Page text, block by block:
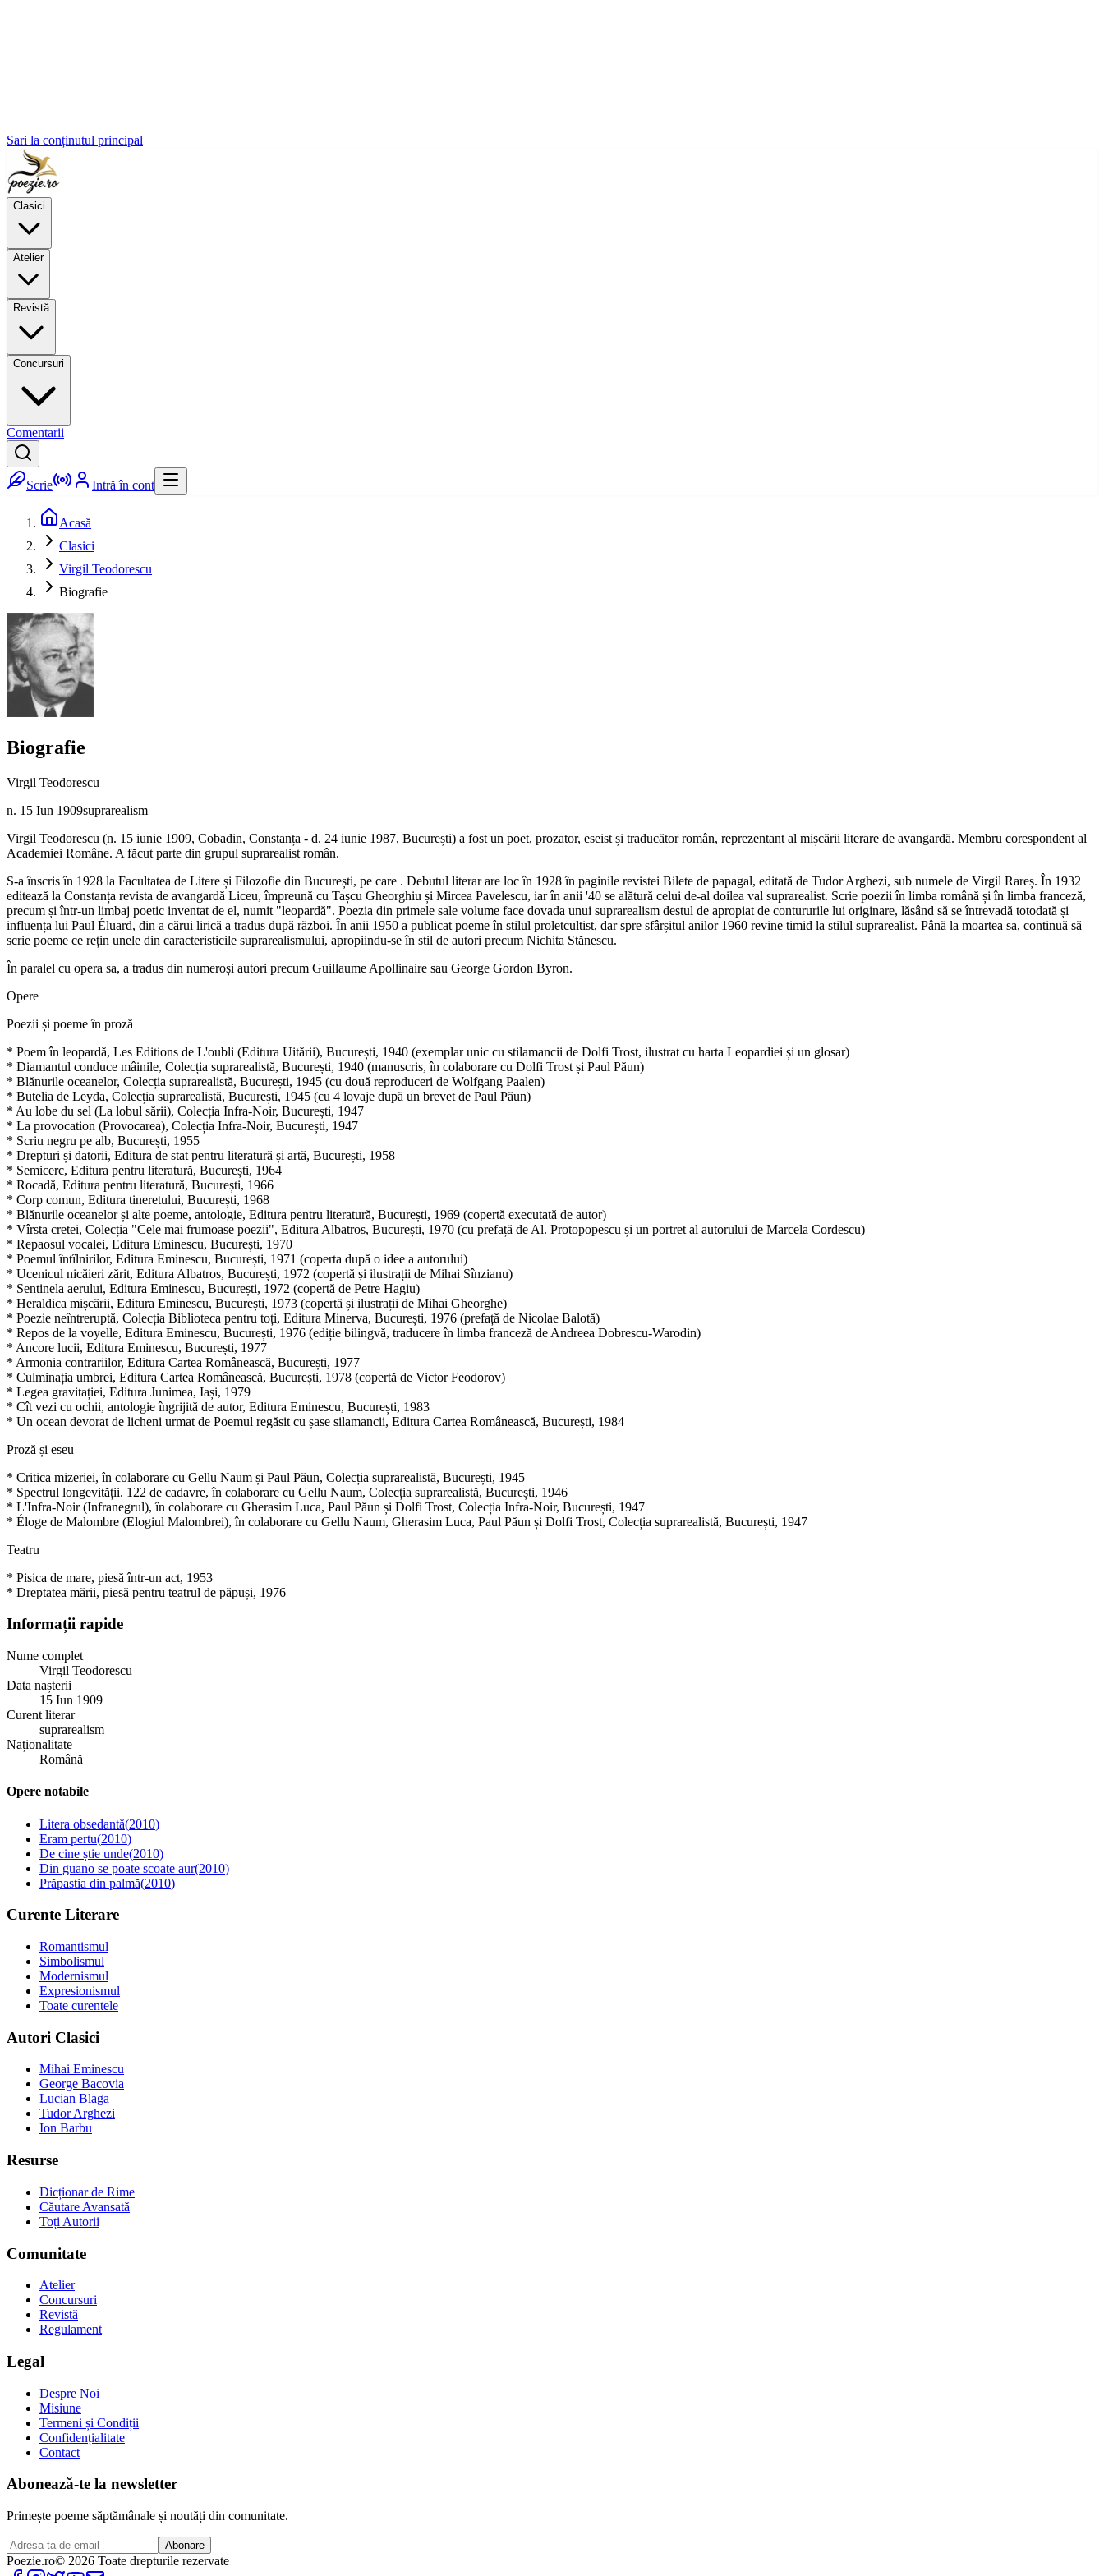
Sari la conținutul principal
Clasici
Atelier
Revistă
Concursuri
Comentarii
Scrie Intră în cont
Acasă
Clasici
Virgil Teodorescu
Biografie
Biografie
Virgil Teodorescu
n. 15 Iun 1909suprarealism
Virgil Teodorescu (n. 15 iunie 1909, Cobadin, Constanța - d. 24 iunie 1987, București) a fost un poet, prozator, eseist și traducător român, reprezentant al mișcării literare de avangardă. Membru corespondent al
Academiei Române. A făcut parte din grupul suprarealist român.
S-a înscris în 1928 la Facultatea de Litere și Filozofie din București, pe care . Debutul literar are loc în 1928 în paginile revistei Bilete de papagal, editată de Tudor Arghezi, sub numele de Virgil Rareș. În 1932
editează la Constanța revista de avangardă Liceu, împreună cu Tașcu Gheorghiu și Mircea Pavelescu, iar în anii '40 se alătură celui de-al doilea val suprarealist. Scrie poezii în limba română și în limba franceză,
precum și într-un limbaj poetic inventat de el, numit "leopardă". Poezia din primele sale volume face dovada unui suprarealism destul de apropiat de contururile lui originare, lăsând să se întrevadă totodată și
influența lui Paul Éluard, din a cărui lirică a tradus după război. În anii 1950 a publicat poeme în stilul proletcultist, dar spre sfârșitul anilor 1960 revine timid la stilul suprarealist. Până la moartea sa, continuă să
scrie poeme ce rețin unele din caracteristicile suprarealismului, apropiindu-se în stil de autori precum Nichita Stănescu.
În paralel cu opera sa, a tradus din numeroși autori precum Guillaume Apollinaire sau George Gordon Byron.
Opere
Poezii și poeme în proză
* Poem în leopardă, Les Editions de L'oubli (Editura Uitării), București, 1940 (exemplar unic cu stilamancii de Dolfi Trost, ilustrat cu harta Leopardiei și un glosar)
* Diamantul conduce mâinile, Colecția suprarealistă, București, 1940 (manuscris, în colaborare cu Dolfi Trost și Paul Păun)
* Blănurile oceanelor, Colecția suprarealistă, București, 1945 (cu două reproduceri de Wolfgang Paalen)
* Butelia de Leyda, Colecția suprarealistă, București, 1945 (cu 4 lovaje după un brevet de Paul Păun)
* Au lobe du sel (La lobul sării), Colecția Infra-Noir, București, 1947
* La provocation (Provocarea), Colecția Infra-Noir, București, 1947
* Scriu negru pe alb, București, 1955
* Drepturi și datorii, Editura de stat pentru literatură și artă, București, 1958
* Semicerc, Editura pentru literatură, București, 1964
* Rocadă, Editura pentru literatură, București, 1966
* Corp comun, Editura tineretului, București, 1968
* Blănurile oceanelor și alte poeme, antologie, Editura pentru literatură, București, 1969 (copertă executată de autor)
* Vîrsta cretei, Colecția "Cele mai frumoase poezii", Editura Albatros, București, 1970 (cu prefață de Al. Protopopescu și un portret al autorului de Marcela Cordescu)
* Repaosul vocalei, Editura Eminescu, București, 1970
* Poemul întîlnirilor, Editura Eminescu, București, 1971 (coperta după o idee a autorului)
* Ucenicul nicăieri zărit, Editura Albatros, București, 1972 (copertă și ilustrații de Mihai Sînzianu)
* Sentinela aerului, Editura Eminescu, București, 1972 (copertă de Petre Hagiu)
* Heraldica mișcării, Editura Eminescu, București, 1973 (copertă și ilustrații de Mihai Gheorghe)
* Poezie neîntreruptă, Colecția Biblioteca pentru toți, Editura Minerva, București, 1976 (prefață de Nicolae Balotă)
* Repos de la voyelle, Editura Eminescu, București, 1976 (ediție bilingvă, traducere în limba franceză de Andreea Dobrescu-Warodin)
* Ancore lucii, Editura Eminescu, București, 1977
* Armonia contrariilor, Editura Cartea Românească, București, 1977
* Culminația umbrei, Editura Cartea Românească, București, 1978 (copertă de Victor Feodorov)
* Legea gravitației, Editura Junimea, Iași, 1979
* Cît vezi cu ochii, antologie îngrijită de autor, Editura Eminescu, București, 1983
* Un ocean devorat de licheni urmat de Poemul regăsit cu șase silamancii, Editura Cartea Românească, București, 1984
Proză și eseu
* Critica mizeriei, în colaborare cu Gellu Naum și Paul Păun, Colecția suprarealistă, București, 1945
* Spectrul longevității. 122 de cadavre, în colaborare cu Gellu Naum, Colecția suprarealistă, București, 1946
* L'Infra-Noir (Infranegrul), în colaborare cu Gherasim Luca, Paul Păun și Dolfi Trost, Colecția Infra-Noir, București, 1947
* Éloge de Malombre (Elogiul Malombrei), în colaborare cu Gellu Naum, Gherasim Luca, Paul Păun și Dolfi Trost, Colecția suprarealistă, București, 1947
Teatru
* Pisica de mare, piesă într-un act, 1953
* Dreptatea mării, piesă pentru teatrul de păpuși, 1976
Informații rapide
Nume complet
Virgil Teodorescu
Data nașterii
15 Iun 1909
Curent literar
suprarealism
Naționalitate
Română
Opere notabile
Litera obsedantă(2010)
Eram pertu(2010)
De cine știe unde(2010)
Din guano se poate scoate aur(2010)
Prăpastia din palmă(2010)
Curente Literare
Romantismul
Simbolismul
Modernismul
Expresionismul
Toate curentele
Autori Clasici
Mihai Eminescu
George Bacovia
Lucian Blaga
Tudor Arghezi
Ion Barbu
Resurse
Dicționar de Rime
Căutare Avansată
Toți Autorii
Comunitate
Atelier
Concursuri
Revistă
Regulament
Legal
Despre Noi
Misiune
Termeni și Condiții
Confidențialitate
Contact
Abonează-te la newsletter
Primește poeme săptămânale și noutăți din comunitate.
Abonare
Poezie.ro© 2026 Toate drepturile rezervate